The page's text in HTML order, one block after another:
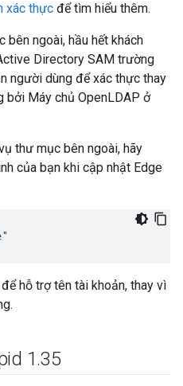
xác thực để tìm hiểu thêm.
bên ngoài, hầu hết khách
Directory SAM trường
người dùng để xác thực thay
Máy chủ OpenLDAP ở
thư mục bên ngoài, hãy
của bạn khi cập nhật Edge
hỗ trợ tên tài khoản, thay vì
1.35